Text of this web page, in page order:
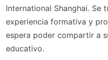
International Shanghai. Se
experiencia formativa y
espera poder compartir a
educativo.